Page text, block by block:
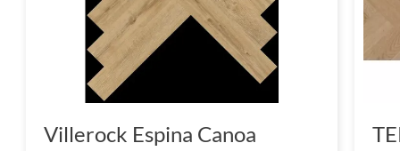
Villerock Espina Canoa